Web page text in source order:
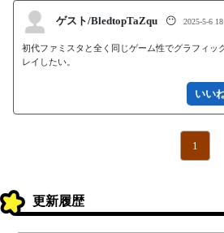
ゲスト/BledtopTaZqu 😶 2025-5-6
初代ファミスタと全く同じゲーム性でグラフィッ
レイしたい。
いい
1
更新履歴